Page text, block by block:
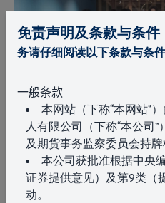
免责声明及条款与条件
务请仔细阅读以下条款与条件
一般条款
本网站（下称“本网站”
人有限公司（下称“本公司
及期货事务监察委员会持牌
本公司获批准根据中央
证券提供意见）及第9类（
动。
活动
促进投资界与工商界
2026年7月7日